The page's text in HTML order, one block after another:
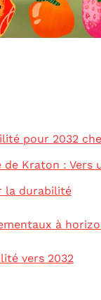
pour 2032
Kraton : Vers
la durabilité
à
vers 2032